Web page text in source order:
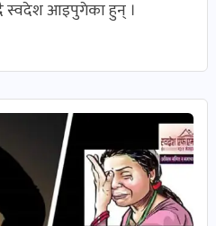
स्वदेश आइपुगेका हुन् ।